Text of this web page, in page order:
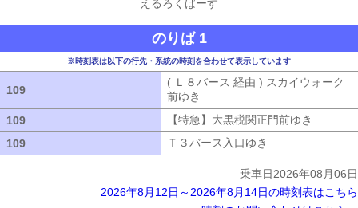
えるろくばーす
のりば 1
※時刻表は以下の行先・系統の時刻を合わせて表示しています
109
( Ｌ８バース 経由 ) スカイウォーク
前ゆき
109
【特急】大黒税関正門前ゆき
109
Ｔ３バース入口ゆき
乗車日2026年08月06日
2026年8月12日～2026年8月14日の時刻表はこちら